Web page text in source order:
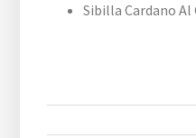
Sibilla Cardano Al